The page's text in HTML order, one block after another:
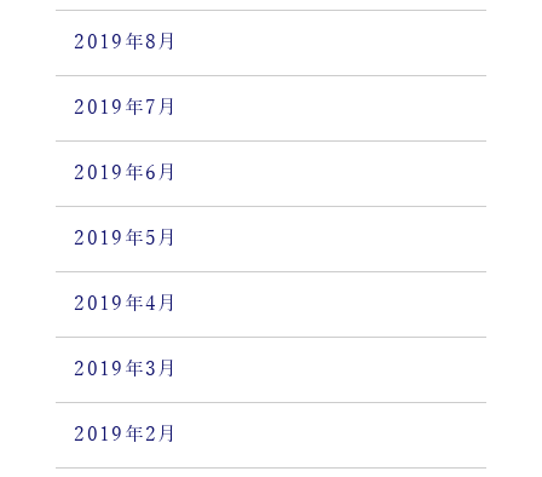
2019年8月
2019年7月
2019年6月
2019年5月
2019年4月
2019年3月
2019年2月